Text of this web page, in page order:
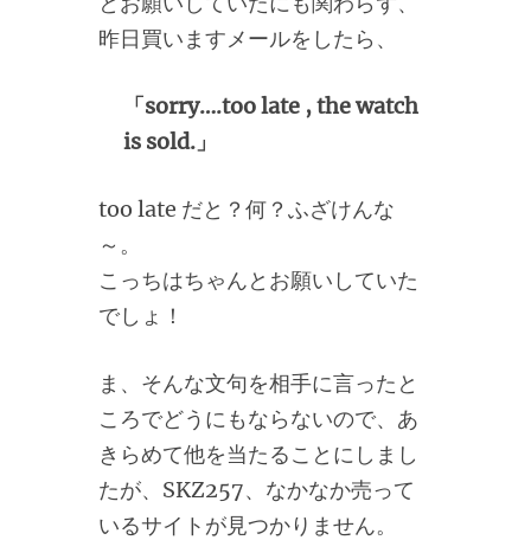
昨日買いますメールをしたら、
「sorry….too late , the watch
is sold.」
too late だと？何？ふざけんな
～。
こっちはちゃんとお願いしていた
でしょ！
ま、そんな文句を相手に言ったと
ころでどうにもならないので、あ
きらめて他を当たることにしまし
たが、SKZ257、なかなか売って
いるサイトが見つかりません。